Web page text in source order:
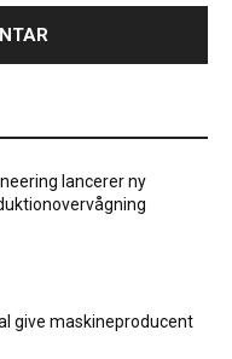
lancerer ny
give maskineproducent